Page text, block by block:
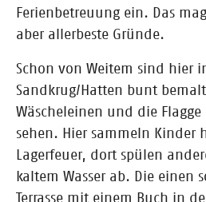
Ferienbetreuung ein. Das
aber allerbeste Gründe.
Schon von Weitem sind hier
Sandkrug/Hatten bunt
Wäscheleinen und die Flagge
sehen. Hier sammeln Kinder
Lagerfeuer, dort spülen
kaltem Wasser ab. Die einen
Terrasse mit einem Buch in